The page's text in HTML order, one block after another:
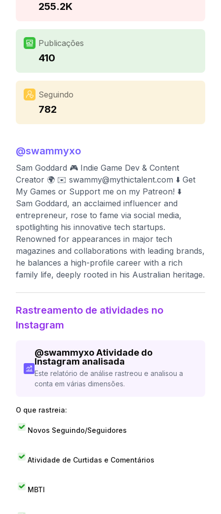
255.2K
Publicações
410
Seguindo
782
@swammyxo
Sam Goddard 🎮 Indie Game Dev & Content
Creator 🌍 ✉️ swammy@mythictalent.com ⬇️ Get
My Games or Support me on my Patreon! ⬇️
Sam Goddard, an acclaimed influencer and
entrepreneur, rose to fame via social media,
spotlighting his innovative tech startups.
Renowned for appearances in major tech
magazines and collaborations with leading brands,
he balances a high-profile career with a rich
family life, deeply rooted in his Australian heritage.
Rastreamento de atividades no
Instagram
@swammyxo Atividade do
Instagram analisada
Este relatório de análise rastreou e analisou a
conta em várias dimensões.
O que rastreia:
Novos Seguindo/Seguidores
Atividade de Curtidas e Comentários
MBTI